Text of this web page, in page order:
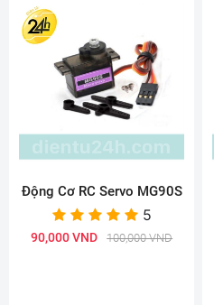
Động Cơ RC Servo MG90S
5
90,000 VND 100,000 VND